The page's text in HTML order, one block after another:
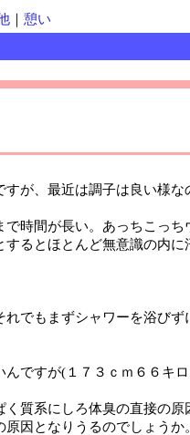
憩い
が、最近は調子は良い様な
時間が長い。あっちこっち
るとほとんど無意識の内に
でもまずシャワーを浴びず
ですが(１７３ｃｍ６６キ
質系にしろ体臭の直接の原
因となりうるのでしょうか。